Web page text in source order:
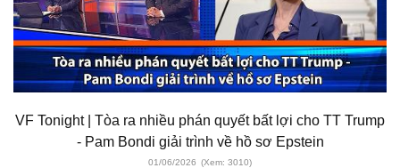
VF Tonight | Tòa ra nhiều phán quyết bất lợi cho TT Trump
- Pam Bondi giải trình về hồ sơ Epstein
01/06/2026 (Xem: 3010)